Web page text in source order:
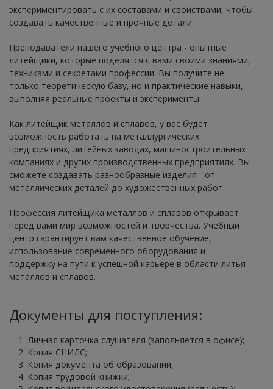
экспериментировать с их составами и свойствами, чтобы
создавать качественные и прочные детали.
Преподаватели нашего учебного центра - опытные
литейщики, которые поделятся с вами своими знаниями,
техниками и секретами профессии. Вы получите не
только теоретическую базу, но и практические навыки,
выполняя реальные проекты и эксперименты.
Как литейщик металлов и сплавов, у вас будет
возможность работать на металлургических
предприятиях, литейных заводах, машиностроительных
компаниях и других производственных предприятиях. Вы
сможете создавать разнообразные изделия - от
металлических деталей до художественных работ.
Профессия литейщика металлов и сплавов открывает
перед вами мир возможностей и творчества. Учебный
центр гарантирует вам качественное обучение,
использование современного оборудования и
поддержку на пути к успешной карьере в области литья
металлов и сплавов.
Документы для поступления:
Личная карточка слушателя (заполняется в офисе);
Копия СНИЛС;
Копия документа об образовании;
Копия трудовой книжки;